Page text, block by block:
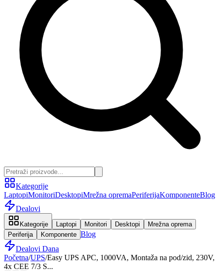
Kategorije
LaptopiMonitoriDesktopiMrežna opremaPeriferijaKomponenteBlog
Dealovi
Kategorije Laptopi Monitori Desktopi
Mrežna oprema
Periferija
Komponente Blog
Dealovi Dana
Početna/UPS/Easy UPS APC, 1000VA, Montaža na pod/zid, 230V,
4x CEE 7/3 S...